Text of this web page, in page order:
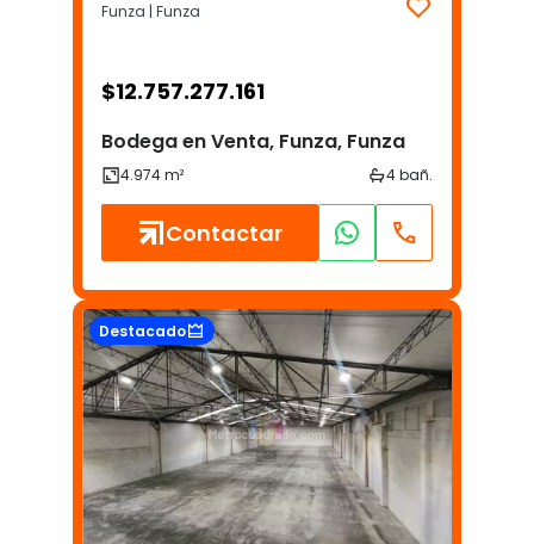
Funza | Funza
$12.757.277.161
Bodega en Venta, Funza, Funza
Contactar
Destacado